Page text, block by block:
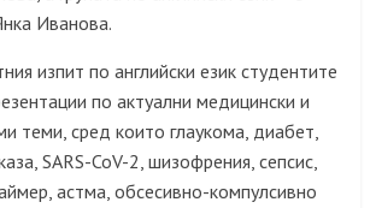
Иванова.
изпит по английски език студентите
по актуални медицински и
теми, сред които глаукома, диабет,
SARS-CoV-2, шизофрения, сепсис,
астма, обсесивно-компулсивно